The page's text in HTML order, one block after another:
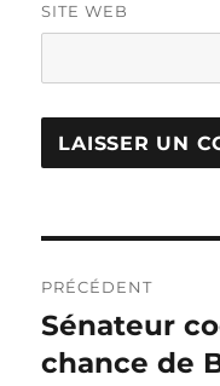
SITE WEB
de
l’article
PRÉCÉDENT
Publication
précédente :
Sénateur
chance de